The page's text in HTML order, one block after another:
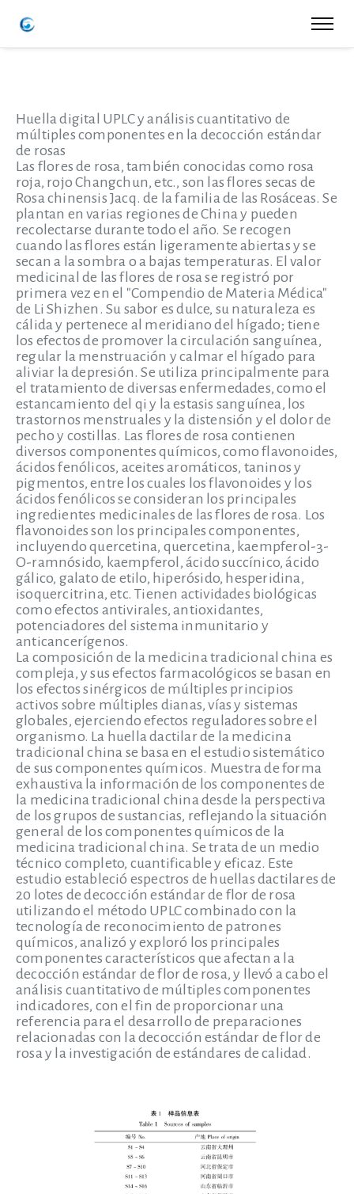
Huella digital UPLC y análisis cuantitativo de
múltiples componentes en la decocción estándar
de rosas
Las flores de rosa, también conocidas como rosa
roja, rojo Changchun, etc., son las flores secas de
Rosa chinensis Jacq. de la familia de las Rosáceas. Se
plantan en varias regiones de China y pueden
recolectarse durante todo el año. Se recogen
cuando las flores están ligeramente abiertas y se
secan a la sombra o a bajas temperaturas. El valor
medicinal de las flores de rosa se registró por
primera vez en el "Compendio de Materia Médica"
de Li Shizhen. Su sabor es dulce, su naturaleza es
cálida y pertenece al meridiano del hígado; tiene
los efectos de promover la circulación sanguínea,
regular la menstruación y calmar el hígado para
aliviar la depresión. Se utiliza principalmente para
el tratamiento de diversas enfermedades, como el
estancamiento del qi y la estasis sanguínea, los
trastornos menstruales y la distensión y el dolor de
pecho y costillas. Las flores de rosa contienen
diversos componentes químicos, como flavonoides,
ácidos fenólicos, aceites aromáticos, taninos y
pigmentos, entre los cuales los flavonoides y los
ácidos fenólicos se consideran los principales
ingredientes medicinales de las flores de rosa. Los
flavonoides son los principales componentes,
incluyendo quercetina, quercetina, kaempferol-3-
O-ramnósido, kaempferol, ácido succínico, ácido
gálico, galato de etilo, hiperósido, hesperidina,
isoquercitrina, etc. Tienen actividades biológicas
como efectos antivirales, antioxidantes,
potenciadores del sistema inmunitario y
anticancerígenos.
La composición de la medicina tradicional china es
compleja, y sus efectos farmacológicos se basan en
los efectos sinérgicos de múltiples principios
activos sobre múltiples dianas, vías y sistemas
globales, ejerciendo efectos reguladores sobre el
organismo. La huella dactilar de la medicina
tradicional china se basa en el estudio sistemático
de sus componentes químicos. Muestra de forma
exhaustiva la información de los componentes de
la medicina tradicional china desde la perspectiva
de los grupos de sustancias, reflejando la situación
general de los componentes químicos de la
medicina tradicional china. Se trata de un medio
técnico completo, cuantificable y eficaz. Este
estudio estableció espectros de huellas dactilares de
20 lotes de decocción estándar de flor de rosa
utilizando el método UPLC combinado con la
tecnología de reconocimiento de patrones
químicos, analizó y exploró los principales
componentes característicos que afectan a la
decocción estándar de flor de rosa, y llevó a cabo el
análisis cuantitativo de múltiples componentes
indicadores, con el fin de proporcionar una
referencia para el desarrollo de preparaciones
relacionadas con la decocción estándar de flor de
rosa y la investigación de estándares de calidad.